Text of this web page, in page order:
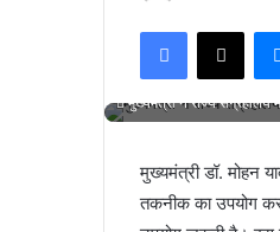
Facebook
X
मुख्यमंत्री ने राज्य संग्रहालय में
मुख्यमंत्री डॉ. मोहन
तकनीक का उपयोग